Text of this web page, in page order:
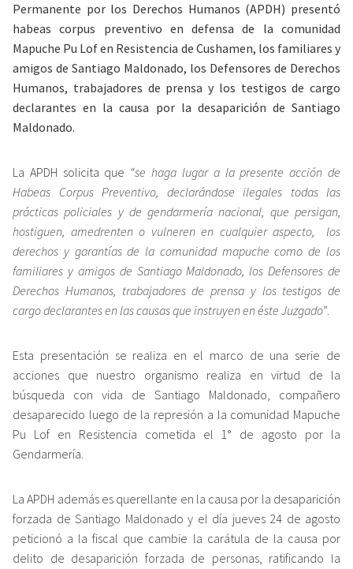
Permanente por los Derechos Humanos (APDH) presentó
habeas corpus preventivo en defensa de la comunidad
Mapuche Pu Lof en Resistencia de Cushamen, los familiares y
amigos de Santiago Maldonado, los Defensores de Derechos
Humanos, trabajadores de prensa y los testigos de cargo
declarantes en la causa por la desaparición de Santiago
Maldonado.
La APDH solicita que “se haga lugar a la presente acción de
Habeas Corpus Preventivo, declarándose ilegales todas las
prácticas policiales y de gendarmería nacional, que persigan,
hostiguen, amedrenten o vulneren en cualquier aspecto, los
derechos y garantías de la comunidad mapuche como de los
familiares y amigos de Santiago Maldonado, los Defensores de
Derechos Humanos, trabajadores de prensa y los testigos de
cargo declarantes en las causas que instruyen en éste Juzgado”.
Esta presentación se realiza en el marco de una serie de
acciones que nuestro organismo realiza en virtud de la
búsqueda con vida de Santiago Maldonado, compañero
desaparecido luego de la represión a la comunidad Mapuche
Pu Lof en Resistencia cometida el 1° de agosto por la
Gendarmería.
La APDH además es querellante en la causa por la desaparición
forzada de Santiago Maldonado y el día jueves 24 de agosto
peticionó a la fiscal que cambie la carátula de la causa por
delito de desaparición forzada de personas, ratificando la